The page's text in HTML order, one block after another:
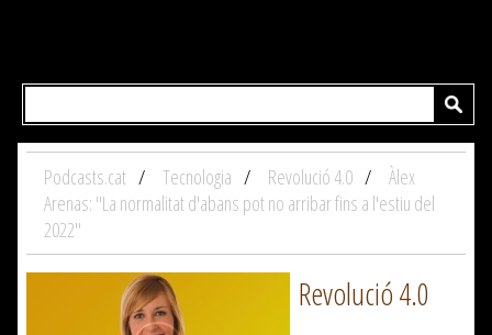
Podcasts.cat Tecnologia Revolució 4.0
Àlex
Arenas: "La normalitat d'abans pot no arribar fins a l'estiu del
2022"
Revolució 4.0